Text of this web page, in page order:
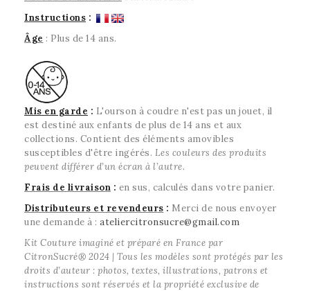
Instructions :
Âge : Plus de 14 ans.
Mis en garde : L'ourson à coudre n'est pas un jouet, il
est destiné aux enfants de plus de 14 ans et aux
collections. Contient des éléments amovibles
susceptibles d'être ingérés. Les couleurs des produits
peuvent différer d’un écran à l’autre.
Frais de livraison : en sus, calculés dans votre panier.
Distributeurs et revendeurs : Merci de nous envoyer
une demande à : ateliercitronsucre@gmail.com
Kit Couture imaginé et préparé en France par
CitronSucré® 2024 | Tous les modèles sont protégés par les
droits d’auteur : photos, textes, illustrations, patrons et
instructions sont réservés et la propriété exclusive de